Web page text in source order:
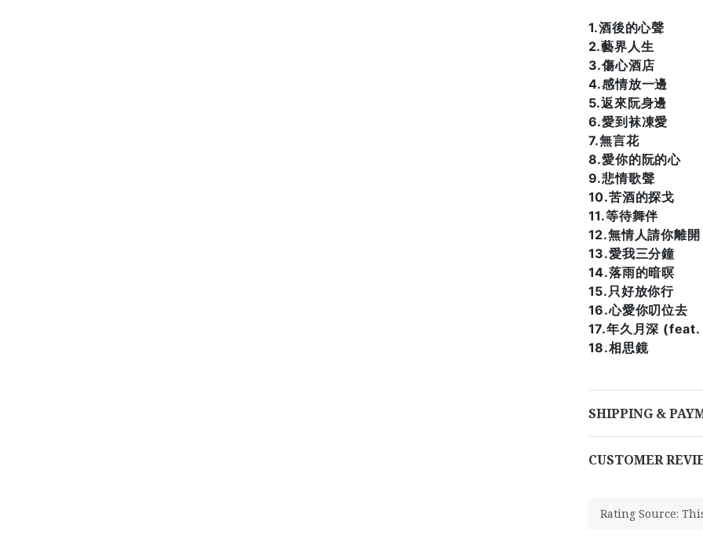
1.酒後的心聲
2.藝界人生
3.傷心酒店
4.感情放一邊
5.返來阮身邊
6.愛到袜凍愛
7.無言花
8.愛你的阮的心
9.悲情歌聲
10.苦酒的探戈
11.等待舞伴
12.無情人請你離開
13.愛我三分鐘
14.落雨的暗暝
15.只好放你行
16.心愛你叨位去
17.年久月深 (feat.
18.相思鏡
SHIPPING &
CUSTOMER